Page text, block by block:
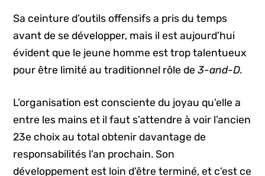
Sa ceinture d’outils offensifs a pris du temps
avant de se développer, mais il est aujourd’hui
évident que le jeune homme est trop talentueux
pour être limité au traditionnel rôle de3-and-D.
L’organisation est consciente du joyau qu’elle a
entre les mains et il faut s’attendre à voir l’ancien
23e choix au total obtenir davantage de
responsabilités l’an prochain. Son
développement est loin d’être terminé, et c’est ce